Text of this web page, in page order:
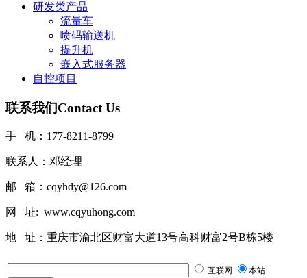
研发类产品
流量车
喷码输送机
提升机
嵌入式服务器
自控项目
联系我们Contact Us
手 机：177-8211-8799
联系人：邓经理
邮 箱：cqyhdy@126.com
网 址: www.cqyuhong.com
地 址：重庆市渝北区财富大道13号高科财富2号B栋5楼
互联网 本站